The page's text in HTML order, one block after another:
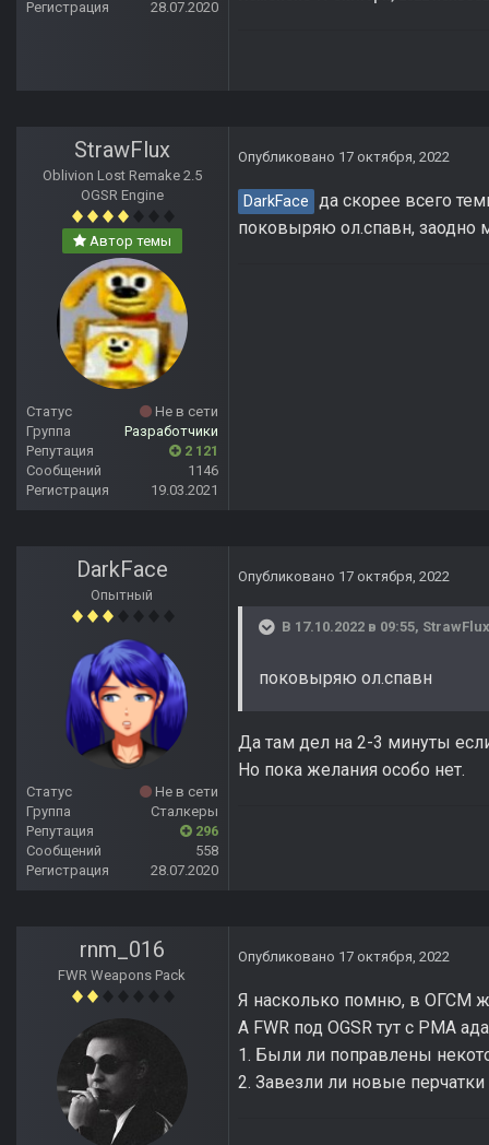
Регистрация
28.07.2020
StrawFlux
Oblivion Lost Remake 2.5
OGSR Engine
Автор темы
Статус
Не в сети
Группа
Разработчики
Репутация
2 121
Сообщений
1146
Регистрация
19.03.2021
Опубликовано 17 октября, 2022
DarkFace да скорее всего
поковыряю ол.спавн, заодно
DarkFace
Опытный
Статус
Не в сети
Группа
Сталкеры
Репутация
296
Сообщений
558
Регистрация
28.07.2020
Опубликовано 17 октября, 2022
В 17.10.2022 в 09:55, StrawFlux
поковыряю ол.спавн
Да там дел на 2-3 минуты
Но пока желания особо нет.
rnm_016
FWR Weapons Pack
Опубликовано 17 октября, 2022
Я насколько помню, в ОГСМ
А FWR под OGSR тут с РМА
1. Были ли поправлены
2. Завезли ли новые